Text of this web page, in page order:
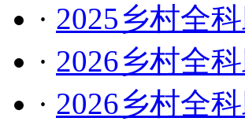
· 2025乡村全
· 2026乡村全
· 2026乡村全